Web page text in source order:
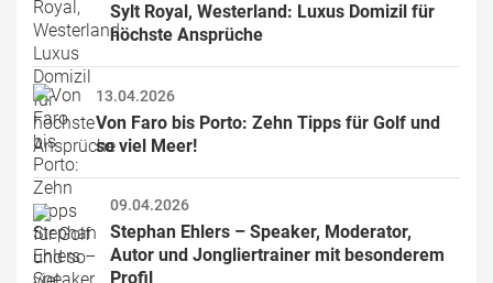
Sylt Royal, Westerland: Luxus Domizil für
höchste Ansprüche
13.04.2026
Von Faro bis Porto: Zehn Tipps für Golf und
so viel Meer!
09.04.2026
Stephan Ehlers – Speaker, Moderator,
Autor und Jongliertrainer mit besonderem
Profil